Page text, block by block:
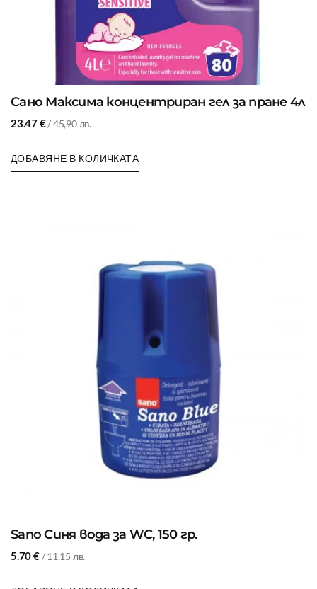
Сано Максима концентриран гел за пране 4л
23.47€/ 45,90 лв.
ДОБАВЯНЕ В КОЛИЧКАТА
Sano Синя вода за WC, 150 гр.
5.70€/ 11,15 лв.